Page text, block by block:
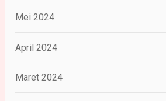
Mei 2024
April 2024
Maret 2024